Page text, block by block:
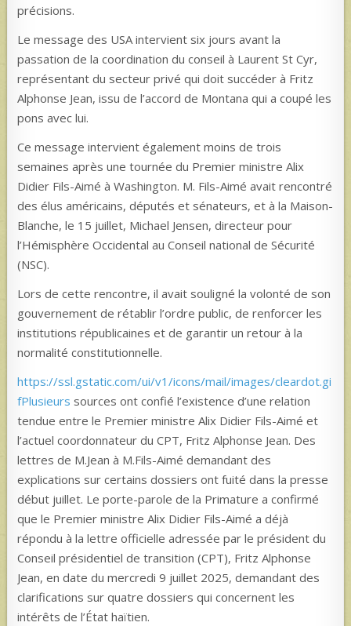
précisions.
Le message des USA intervient six jours avant la
passation de la coordination du conseil à Laurent St Cyr,
représentant du secteur privé qui doit succéder à Fritz
Alphonse Jean, issu de l’accord de Montana qui a coupé les
pons avec lui.
Ce message intervient également moins de trois
semaines après une tournée du Premier ministre Alix
Didier Fils-Aimé à Washington. M. Fils-Aimé avait rencontré
des élus américains, députés et sénateurs, et à la Maison-
Blanche, le 15 juillet, Michael Jensen, directeur pour
l’Hémisphère Occidental au Conseil national de Sécurité
(NSC).
Lors de cette rencontre, il avait souligné la volonté de son
gouvernement de rétablir l’ordre public, de renforcer les
institutions républicaines et de garantir un retour à la
normalité constitutionnelle.
https://ssl.gstatic.com/ui/v1/icons/mail/images/cleardot.gi
fPlusieurs sources ont confié l’existence d’une relation
tendue entre le Premier ministre Alix Didier Fils-Aimé et
l’actuel coordonnateur du CPT, Fritz Alphonse Jean. Des
lettres de M.Jean à M.Fils-Aimé demandant des
explications sur certains dossiers ont fuité dans la presse
début juillet. Le porte-parole de la Primature a confirmé
que le Premier ministre Alix Didier Fils-Aimé a déjà
répondu à la lettre officielle adressée par le président du
Conseil présidentiel de transition (CPT), Fritz Alphonse
Jean, en date du mercredi 9 juillet 2025, demandant des
clarifications sur quatre dossiers qui concernent les
intérêts de l’État haïtien.